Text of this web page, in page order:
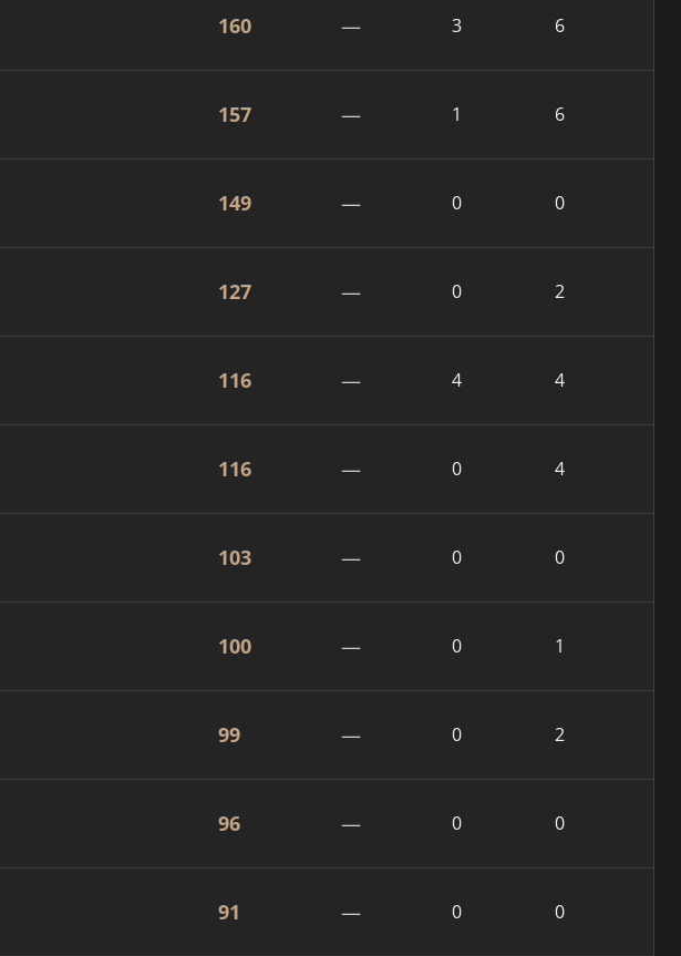
160 — 3 6
157 — 1 6
149 — 0 0
127 — 0 2
116 — 4 4
116 — 0 4
103 — 0 0
100 — 0 1
99 — 0 2
96 — 0 0
91 — 0 0